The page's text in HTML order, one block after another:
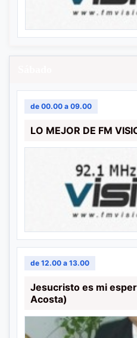
de 00.00 a 09.00
LO MEJOR DE FM
de 12.00 a 13.00
Jesucristo es mi
Acosta)